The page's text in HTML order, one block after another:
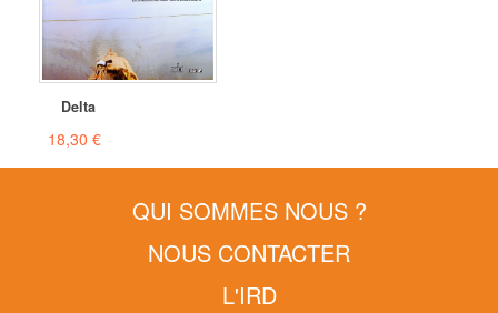
Delta
18,30 €
QUI SOMMES NOUS ?
NOUS CONTACTER
L'IRD